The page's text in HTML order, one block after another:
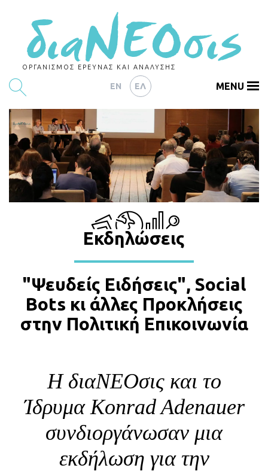
ΟΡΓΑΝΙΣΜΟΣ ΕΡΕΥΝΑΣ ΚΑΙ ΑΝΑΛΥΣΗΣ
EN ΕΛ
ΕΡΕΥΝΕΣ
ΑΡΘΡΟΓΡΑΦΙΑ
ΕΚΔΗΛΩΣΕΙΣ
DATA
ΔΕΙΚΤΕΣ
CHARTS
PODCASTS
BLOG
ABOUT
ΕΠΙΚΟΙΝΩΝΙΑ
MENU
Εκδηλώσεις
"Ψευδείς Ειδήσεις", Social
Bots κι άλλες Προκλήσεις
στην Πολιτική Επικοινωνία
Η διαΝΕΟσις και το
Ίδρυμα Konrad Adenauer
συνδιοργάνωσαν μια
εκδήλωση για την